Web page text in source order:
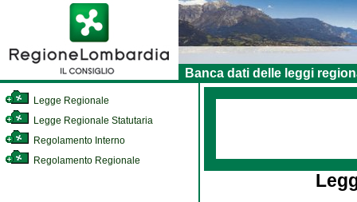
Banca dati delle leggi
Legge Regionale
Legge Regionale Statutaria
Regolamento Interno
Regolamento Regionale